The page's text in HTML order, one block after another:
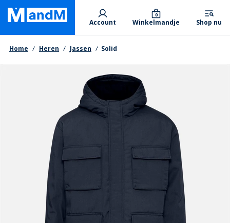
Skip
main
content
Primary departments
Account Winkelmandje
0
Shop nu
Kruimelpad
Home Heren Jassen Solid